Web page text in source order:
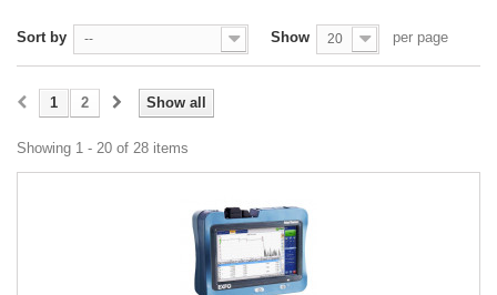
Sort by -- Show 20 per page
Show all
1 2
Showing 1 - 20 of 28 items